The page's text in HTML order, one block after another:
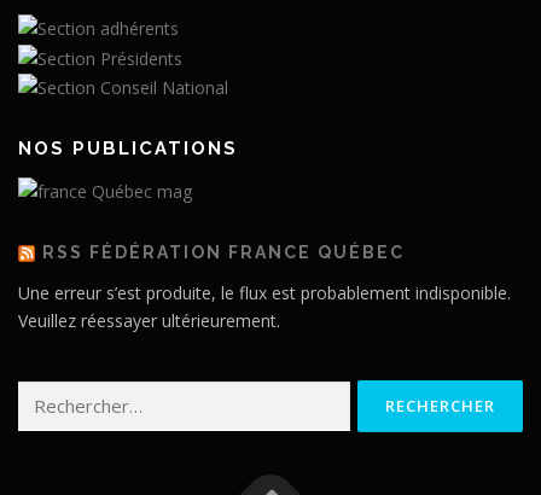
NOS PUBLICATIONS
RSS FÉDÉRATION FRANCE QUÉBEC
Une erreur s’est produite, le flux est probablement indisponible.
Veuillez réessayer ultérieurement.
Rechercher :